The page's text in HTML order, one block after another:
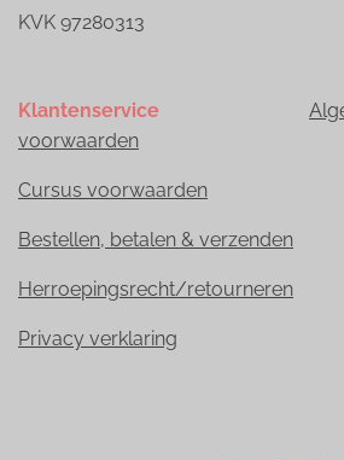
KVK 97280313
Klantenservice
voorwaarden
Cursus voorwaarden
Bestellen, betalen & verzenden
Herroepingsrecht/retourneren
Privacy verklaring